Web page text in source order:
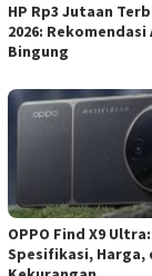
HP Rp3 Jutaan
2026: Rekomendasi
Bingung
OPPO Find X9
Spesifikasi, Harga,